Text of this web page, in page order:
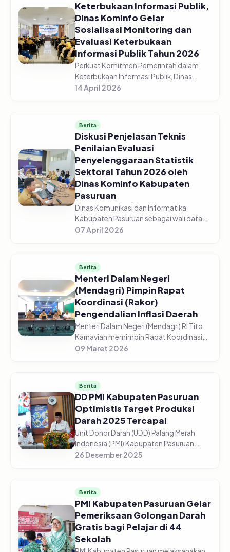
Keterbukaan Informasi Publik,
Dinas Kominfo Gelar
Sosialisasi Monitoring dan
Evaluasi Keterbukaan
Informasi Publik Tahun 2026
Perkuat Komitmen Pemerintah dalam
Keterbukaan Informasi Publik, Dinas
Komunikasi dan Informatika Kabupaten
14 April 2026
Berita
Diskusi Penjelasan Teknis
Penilaian Evaluasi
Penyelenggaraan Statistik
Sektoral Tahun 2026 oleh
Dinas Kominfo Kabupaten
Pasuruan
Dinas Komunikasi dan Informatika
Kabupaten Pasuruan sebagai wali data
mengadakan Diskusi Bersama Tentang
07 April 2026
Berita
Menteri Dalam Negeri
(Mendagri) Pimpin Rapat
Koordinasi (Rakor)
Pengendalian Inflasi Daerah
Menteri Dalam Negeri (Mendagri) RI Tito
Karnavian memimpin Rapat Koordinasi
(Rakor) Pengendalian Inflasi Daerah dari
09 Maret 2026
Berita
DD PMI Kabupaten Pasuruan
Optimistis Target Produksi
Darah 2025 Tercapai
Unit Donor Darah (UDD) Palang Merah
Indonesia (PMI) Kabupaten Pasuruan
optimistis target produksi darah tahun
dar...
26 Desember 2025
Berita
PMI Kabupaten Pasuruan Gelar
Pemeriksaan Golongan Darah
Gratis bagi Pelajar di 44
Sekolah